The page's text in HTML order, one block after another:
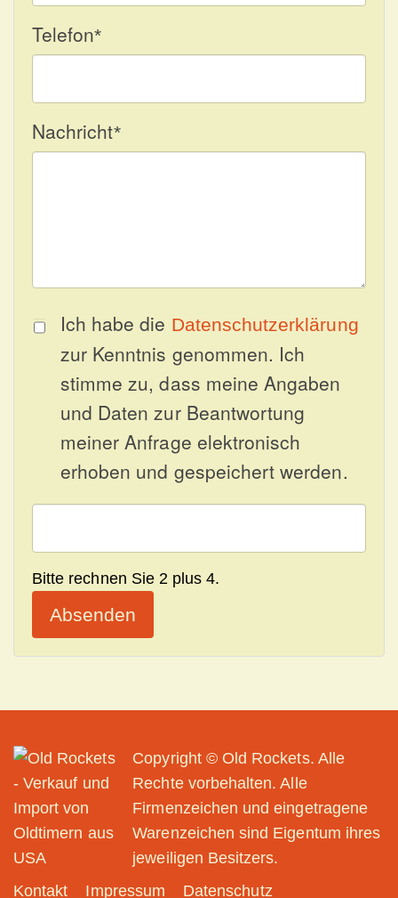
Telefon*
Nachricht*
Ich habe die Datenschutzerklärung
zur Kenntnis genommen. Ich
stimme zu, dass meine Angaben
und Daten zur Beantwortung
meiner Anfrage elektronisch
erhoben und gespeichert werden.
Bitte rechnen Sie 2 plus 4.
Absenden
Copyright © Old Rockets. Alle
Rechte vorbehalten. Alle
Firmenzeichen und eingetragene
Warenzeichen sind Eigentum ihres
jeweiligen Besitzers.
Kontakt
Impressum Datenschutz